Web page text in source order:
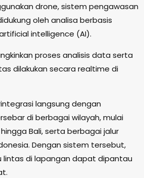
drone, sistem pengawasan
oleh analisa berbasis
intelligence (AI).
proses analisis data serta
dilakukan secara realtime di
langsung dengan
di berbagai wilayah, mulai
Bali, serta berbagai jalur
Dengan sistem tersebut,
lintas di lapangan dapat dipantau